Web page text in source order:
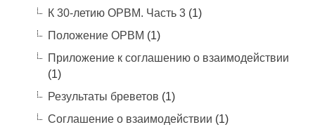
К 30-летию ОРВМ. Часть 3(1)
Положение ОРВМ (1)
Приложение к соглашению о взаимодействии
(1)
Результаты бреветов (1)
Соглашение о взаимодействии (1)